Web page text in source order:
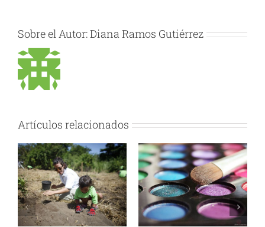
Sobre el Autor:Diana Ramos Gutiérrez
Artículos relacionados